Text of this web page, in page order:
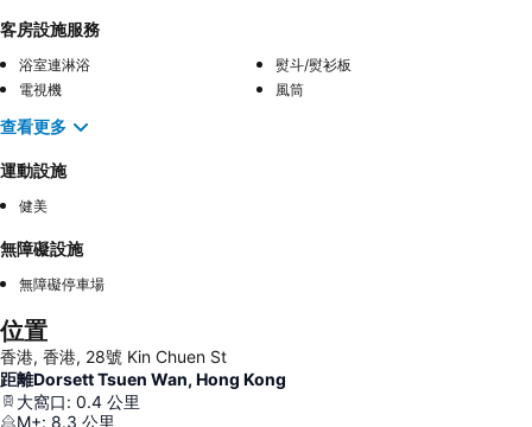
客房設施服務
浴室連淋浴
熨斗/熨衫板
電視機
風筒
查看更多
運動設施
健美
無障礙設施
無障礙停車場
位置
香港, 香港, 28號 Kin Chuen St
距離Dorsett Tsuen Wan, Hong Kong
大窩口: 0.4 公里
M+: 8.3 公里